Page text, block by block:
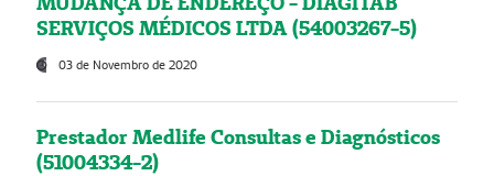
SERVIÇOS MÉDICOS LTDA (54003267-5)
03 de Novembro de 2020
Prestador Medlife Consultas e Diagnósticos
(51004334-2)